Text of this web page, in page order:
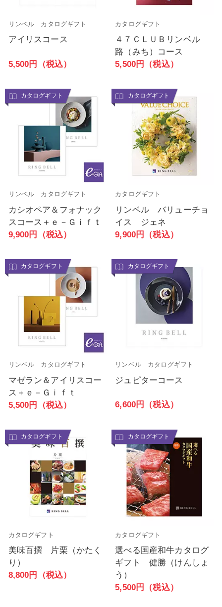
リンベル カタログギフト
アイリスコース
5,500円（税込）
カタログギフト
４７ＣＬＵＢリンベル
路（みち）コース
5,500円（税込）
カタログギフト
リンベル カタログギフト
カシオペア＆フォナック
スコース＋ｅ－Ｇｉｆｔ
9,900円（税込）
カタログギフト
カタログギフト
リンベル バリューチョ
イス ジェネ
9,900円（税込）
カタログギフト
リンベル カタログギフト
マゼラン＆アイリスコー
ス＋ｅ－Ｇｉｆｔ
5,500円（税込）
カタログギフト
リンベル カタログギフト
ジュピターコース
6,600円（税込）
カタログギフト
カタログギフト
美味百撰 片栗（かたく
り）
8,800円（税込）
カタログギフト
カタログギフト
選べる国産和牛カタログ
ギフト 健勝（けんしょ
う）
5,500円（税込）